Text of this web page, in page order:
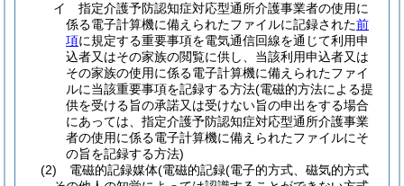
イ
指定介護予防認知症対応型通所介護事業者の使用に
係る電子計算機に備えられたファイルに記録された前
項に規定する重要事項を電気通信回線を通じて利用申
込者又はその家族の閲覧に供し、当該利用申込者又は
その家族の使用に係る電子計算機に備えられたファイ
ルに当該重要事項を記録する方法(電磁的方法による提
供を受ける旨の承諾又は受けない旨の申出をする場合
にあっては、指定介護予防認知症対応型通所介護事業
者の使用に係る電子計算機に備えられたファイルにそ
の旨を記録する方法)
(2)
電磁的記録媒体(電磁的記録(電子的方式、磁気的方式